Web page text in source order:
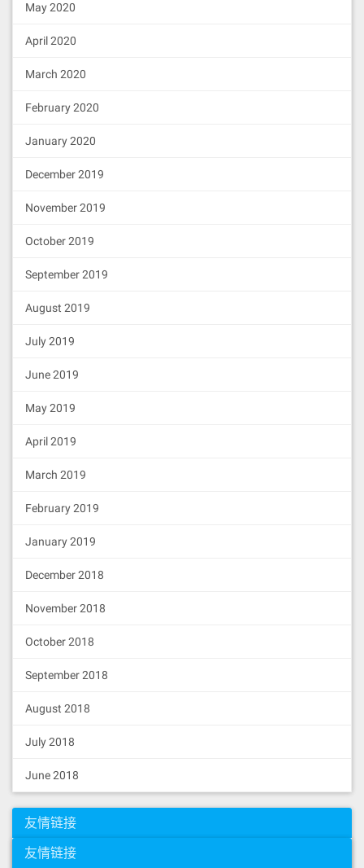
May 2020
April 2020
March 2020
February 2020
January 2020
December 2019
November 2019
October 2019
September 2019
August 2019
July 2019
June 2019
May 2019
April 2019
March 2019
February 2019
January 2019
December 2018
November 2018
October 2018
September 2018
August 2018
July 2018
June 2018
友情链接
友情链接